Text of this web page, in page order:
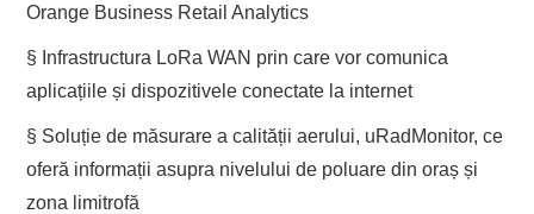
Orange Business Retail Analytics
§ Infrastructura LoRa WAN prin care vor comunica
aplicațiile și dispozitivele conectate la internet
§ Soluție de măsurare a calității aerului, uRadMonitor, ce
oferă informații asupra nivelului de poluare din oraș și
zona limitrofă